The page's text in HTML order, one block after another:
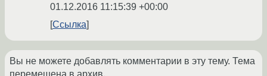
01.12.2016 11:15:39 +00:00
Ссылка
Вы не можете добавлять комментарии в эту тему. Тема